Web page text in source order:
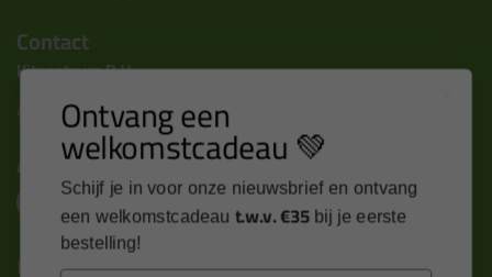
Contact
Kitcentrum B.V.
Alle contactgegevens >
Altijd op de hoogte blijven?
Nieuws, tips en exclusieve deals rechtstreeks in je
Ontvang een
welkomstcadeau 💚
Schijf je in voor onze nieuwsbrief en ontvang
een welkomstcadeau t.w.v. €35 bij je eerste
bestelling!